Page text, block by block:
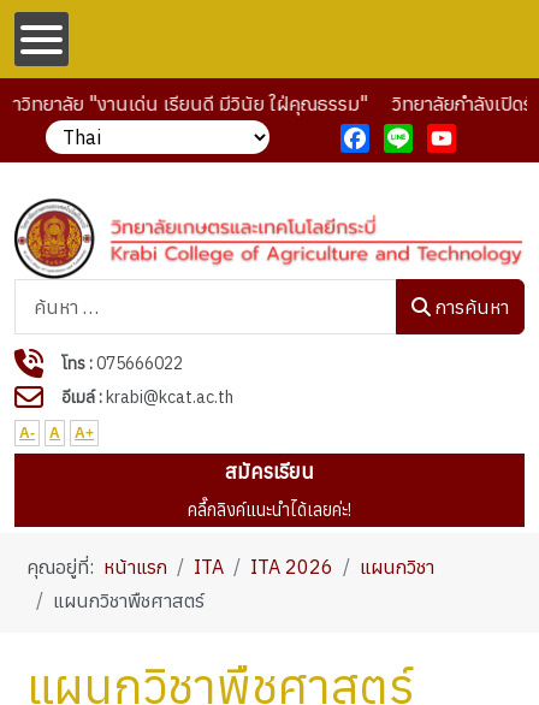
วิทยาลัย "งานเด่น เรียนดี มีวินัย ใฝ่คุณธรรม" วิทยาลัยกำลังเปิด
Facebook
Line YouTube
การค้นหา การค้นหา
โทร :075666022
อีเมล์ :krabi@kcat.ac.th
A- A A+
สมัครเรียน
คลื๊กลิงค์แนะนำได้เลยค่ะ!
คุณอยู่ที่: หน้าแรก ITA ITA 2026
แผนกวิชา
แผนกวิชาพืชศาสตร์
แผนกวิชาพืชศาสตร์